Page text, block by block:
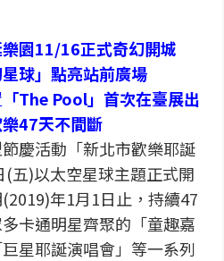
園11/16正式奇幻開城
球」點亮站前廣場
The Pool」首次在臺展出
47天不間斷
慶活動「新北市歡樂耶誕
五)以太空星球主題正式開
年1月1日止，持續47
卡通明星齊聚的「童趣嘉
星耶誕演唱會」等一系列